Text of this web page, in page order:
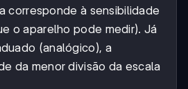
corresponde à sensibilidade
o aparelho pode medir). Já
(analógico), a
da menor divisão da escala